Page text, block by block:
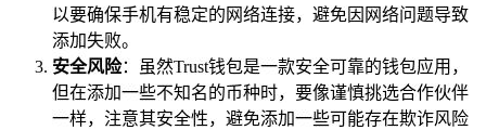
以要确保手机有稳定的网络连接，避免因网络问题导致
添加失败。
安全风险：虽然Trust钱包是一款安全可靠的钱包应用，
但在添加一些不知名的币种时，要像谨慎挑选合作伙伴
一样，注意其安全性，避免添加一些可能存在欺诈风险